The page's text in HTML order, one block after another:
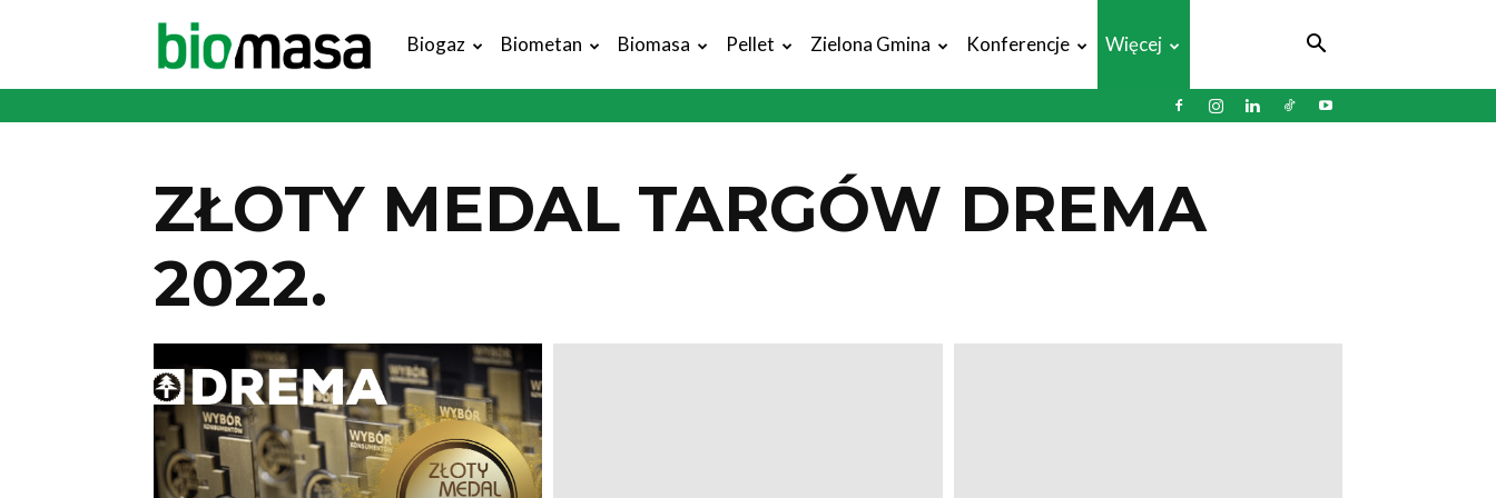
Magazyn
Biogaz Biometan Biomasa Pellet Zielona Gmina Konferencje Więcej
ZŁOTY MEDAL TARGÓW DREMA
2022.